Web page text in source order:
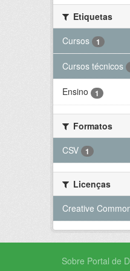
Etiquetas
Cursos
1
Cursos técnicos
Ensino 1
Formatos
CSV
1
Licenças
Creative
Sobre Portal de